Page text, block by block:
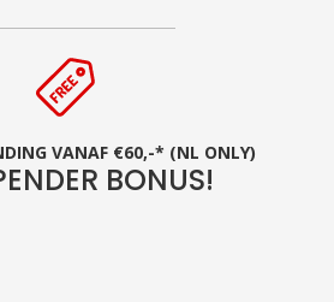
VANAF €60,-* (NL ONLY)
BONUS!